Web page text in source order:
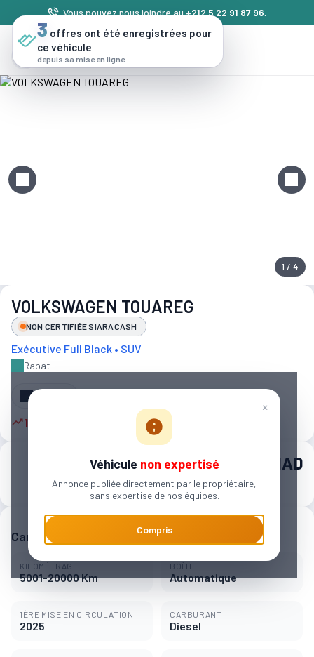
Vous pouvez nous joindre au +212 5 22 91 87 96
1 / 4
VOLKSWAGEN TOUAREG
NON CERTIFIÉE SIARACASH
Exécutive Full Black • SUV
Rabat
×
Véhicule non expertisé
Annonce publiée directement par le propriétaire,
sans expertise de nos équipes.
Compris
Partager
10 autres personnes sont intéressées
650 000 MAD
9 908 MAD / mois
Caractéristiques principales
KILOMÉTRAGE
5001-20000 Km
BOÎTE
Automatique
1ÈRE MISE EN CIRCULATION
2025
CARBURANT
Diesel
3 offres ont été enregistrées pour
ce véhicule
depuis sa mise en ligne